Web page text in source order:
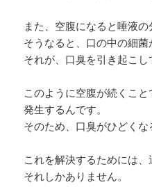
また、空腹になると唾液の
そうなると、口の中の細菌
それが、口臭を引き起こし
このように空腹が続くこ
発生するんです。
そのため、口臭がひどくな
これを解決するためには、
それしかありません。